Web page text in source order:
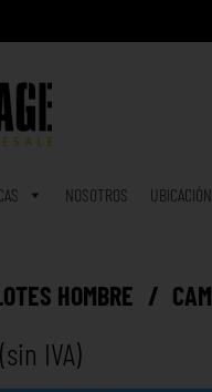
NOSOTROS UBICACIÓN
HOMBRE /
(sin IVA)